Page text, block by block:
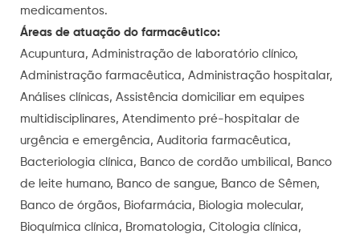
medicamentos.
Áreas de atuação do farmacêutico:
Acupuntura, Administração de laboratório clínico,
Administração farmacêutica, Administração hospitalar,
Análises clínicas, Assistência domiciliar em equipes
multidisciplinares, Atendimento pré-hospitalar de
urgência e emergência, Auditoria farmacêutica,
Bacteriologia clínica, Banco de cordão umbilical, Banco
de leite humano, Banco de sangue, Banco de Sêmen,
Banco de órgãos, Biofarmácia, Biologia molecular,
Bioquímica clínica, Bromatologia, Citologia clínica,